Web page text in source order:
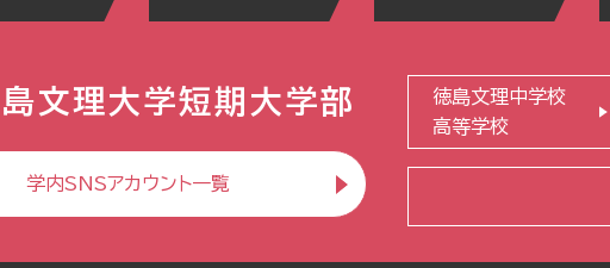
文理大学短期大学部
学内SNSアカウント一覧
徳島文理中学校
高等学校